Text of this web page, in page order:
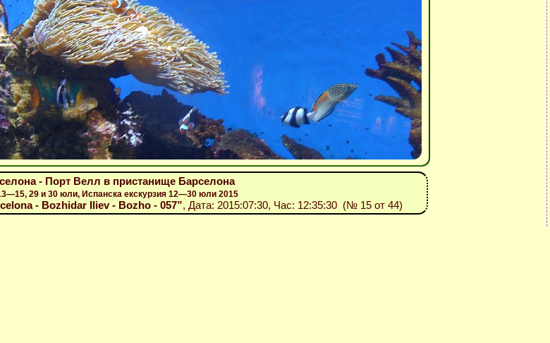
- Порт Велл в пристанище Барселона
29 и 30 юли, Испанска екскурзия 12—30 юли 2015
- Bozhidar Iliev - Bozho - 057”, Дата: 2015:07:30, Час: 12:35:30 (№ 15 от 44)